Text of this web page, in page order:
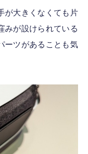
が大きくなくても片
みが設けられている
ーツがあることも気